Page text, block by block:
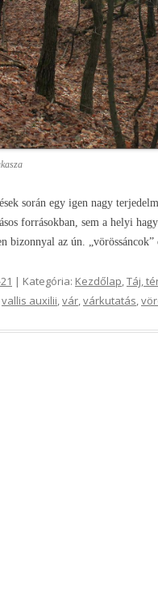
során egy igen nagy
forrásokban, sem a helyi
bizonnyal az ún. „vörössáncok”
| Kategória: Kezdőlap Táj,
vallis auxilii vár várkutatás